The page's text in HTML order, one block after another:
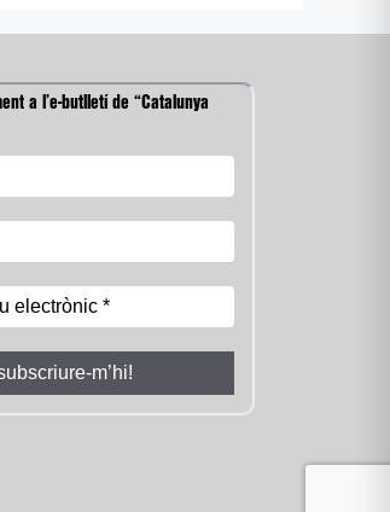
a l’e-butlletí de “Catalunya